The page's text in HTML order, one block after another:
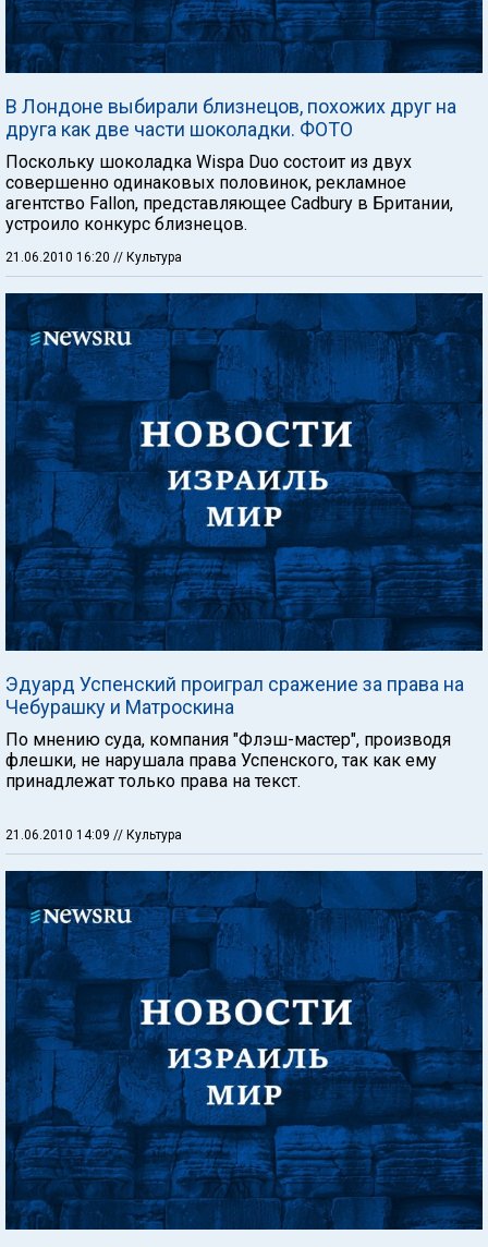
В Лондоне выбирали близнецов, похожих друг на
друга как две части шоколадки. ФОТО
Поскольку шоколадка Wispa Duo состоит из двух
совершенно одинаковых половинок, рекламное
агентство Fallon, представляющее Cadbury в Британии,
устроило конкурс близнецов.
21.06.2010 16:20 // Культура
Эдуард Успенский проиграл сражение за права на
Чебурашку и Матроскина
По мнению суда, компания "Флэш-мастер", производя
флешки, не нарушала права Успенского, так как ему
принадлежат только права на текст.
21.06.2010 14:09 // Культура